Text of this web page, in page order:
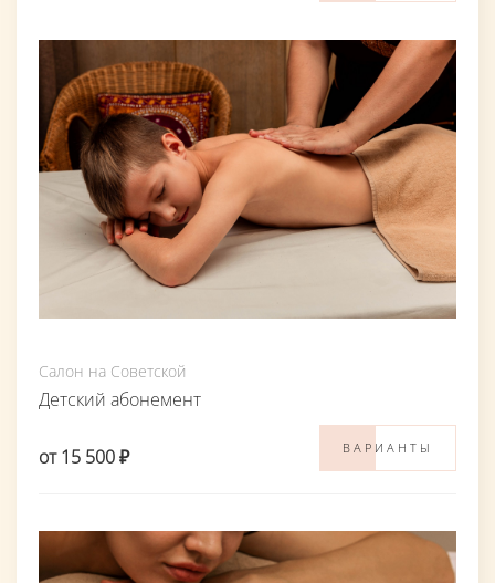
Салон на Советской
Детский абонемент
от 15 500 ₽ ВАРИАНТЫ